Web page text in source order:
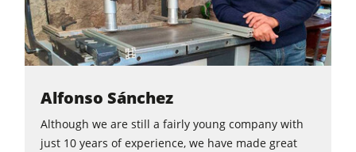
Alfonso Sánchez
Although we are still a fairly young company with
just 10 years of experience, we have made great